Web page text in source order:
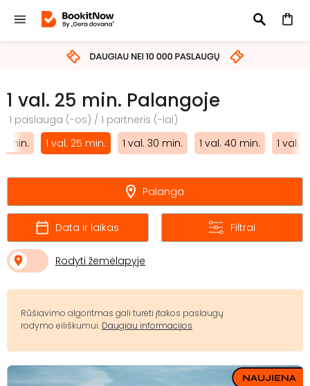
IEŠKOTI
1 val. 25 min. Palangoje
1 paslauga (-os) / 1 partneris (-iai)
min.
1 val. 25 min. 1 val. 30 min. 1 val. 40 min. 1 val.
Palanga
Data ir laikas Filtrai
Rodyti žemėlapyje
Rūšiavimo algoritmas gali turėti įtakos paslaugų
rodymo eiliškumui. Daugiau informacijos